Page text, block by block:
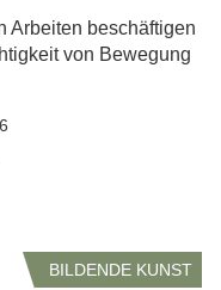
Arbeiten beschäftigen
von Bewegung
BILDENDE KUNST